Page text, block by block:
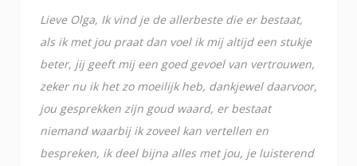
Lieve Olga, Ik vind je de allerbeste die er bestaat,
als ik met jou praat dan voel ik mij altijd een stukje
beter, jij geeft mij een goed gevoel van vertrouwen,
zeker nu ik het zo moeilijk heb, dankjewel daarvoor,
jou gesprekken zijn goud waard, er bestaat
niemand waarbij ik zoveel kan vertellen en
bespreken, ik deel bijna alles met jou, je luisterend